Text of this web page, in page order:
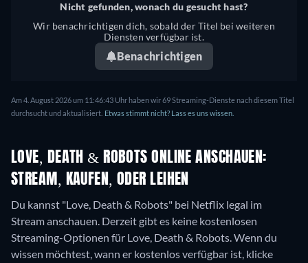
Nicht gefunden, wonach du gesucht hast?
Wir benachrichtigen dich, sobald der Titel bei weiteren
Diensten verfügbar ist.
Benachrichtigen
Am 4. August 2026 um 11:46:43 Uhr haben wir 69 Streaming-Dienste nach diesem Titel
durchsucht und aktualisiert. Etwas stimmt nicht? Lass es uns wissen.
LOVE, DEATH & ROBOTS ONLINE ANSCHAUEN:
STREAM, KAUFEN, ODER LEIHEN
Du kannst "Love, Death & Robots" bei Netflix legal im
Stream anschauen. Derzeit gibt es keine kostenlosen
Streaming-Optionen für Love, Death & Robots. Wenn du
wissen möchtest, wann er kostenlos verfügbar ist, klicke